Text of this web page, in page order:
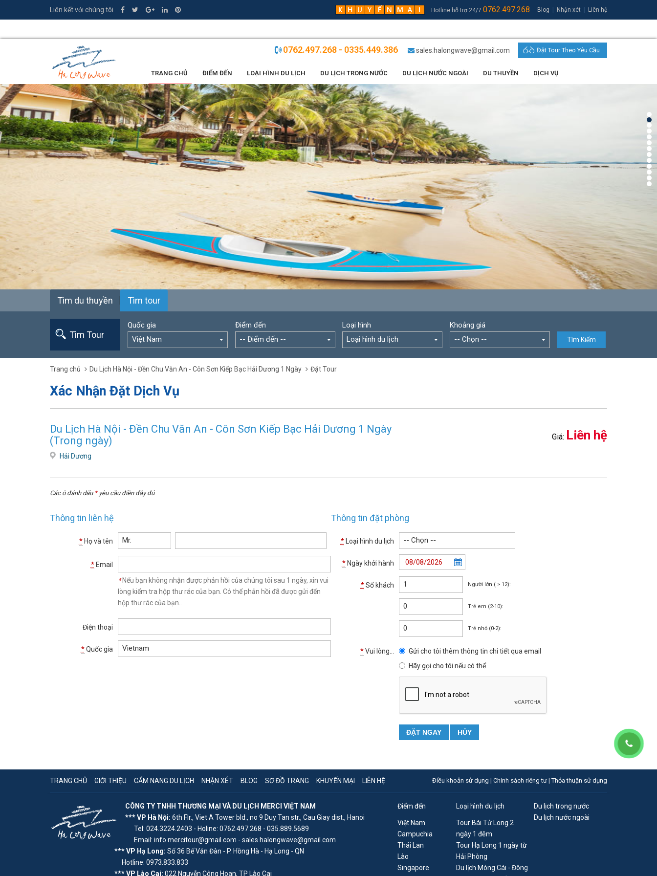
Liên kết với chúng tôi Hotline hỗ trợ 24/7 0762.497.268 Blog Nhận xét Liên hệ
0762.497.268 - 0335.449.386 sales.halongwave@gmail.com Đặt Tour Theo Yêu Cầu
TRANG CHỦ ĐIỂM ĐẾN LOẠI HÌNH DU LỊCH DU LỊCH TRONG NƯỚC DU LỊCH NƯỚC NGOÀI DU THUYỀN DỊCH VỤ
LỜI KHEN
Tìm du thuyền Tìm tour
Tìm Tour
Quốc gia
Việt Nam
Điểm đến
-- Điểm đến --
Loại hình
Loại hình du lịch
Khoảng giá
-- Chọn --
Tìm Kiếm
Trang chủ Du Lịch Hà Nội - Đền Chu Văn An - Côn Sơn Kiếp Bạc Hải Dương 1 Ngày Đặt Tour
Xác Nhận Đặt Dịch Vụ
Du Lịch Hà Nội - Đền Chu Văn An - Côn Sơn Kiếp Bạc Hải Dương 1 Ngày
(Trong ngày)
Hải Dương
Giá: Liên hệ
Các ô đánh dấu *yêu cầu điền đầy đủ
Thông tin liên hệ
*Họ và tên Mr.
*Email
*Nếu bạn không nhận được phản hồi của chúng tôi sau 1 ngày, xin vui
lòng kiểm tra hộp thư rác của bạn. Có thể phản hồi đã được gửi đến
hộp thư rác của bạn..
Điện thoại
*Quốc gia Vietnam
Thông tin đặt phòng
*Loại hình du lịch -- Chọn --
*Ngày khởi hành
*Số khách 1 Người lớn ( > 12):
0 Trẻ em (2-10):
0 Trẻ nhỏ (0-2):
*Vui lòng...
Gửi cho tôi thêm thông tin chi tiết qua email
Hãy gọi cho tôi nếu có thể
ĐẶT NGAY HỦY
TRANG CHỦ GIỚI THIỆU CẨM NANG DU LỊCH NHẬN XÉT BLOG SƠ ĐỒ TRANG KHUYẾN MẠI LIÊN HỆ Điều khoản sử dụng | Chính sách riêng tư |Thỏa thuận sử dụng
CÔNG TY TNHH THƯƠNG MẠI VÀ DU LỊCH MERCI VIỆT NAM
*** VP Hà Nội: 6th Flr., Viet A Tower bld., no 9 Duy Tan str., Cau Giay dist., Hanoi
Tel: 024.3224.2403 - Holine: 0762.497.268 - 035.889.5689
Email: info.mercitour@gmail.com - sales.halongwave@gmail.com
*** VP Hạ Long: Số 36 Bế Văn Đàn - P. Hồng Hà - Hạ Long - QN
Hotline: 0973.833.833
*** VP Lào Cai: 022 Nguyễn Công Hoan, TP Lào Cai
Điểm đến
Việt Nam
Campuchia
Thái Lan
Lào
Singapore
Loại hình du lịch
Tour Bái Tử Long 2
ngày 1 đêm
Tour Hạ Long 1 ngày từ
Hải Phòng
Du lịch Móng Cái - Đông
Du lịch trong nước
Du lịch nước ngoài